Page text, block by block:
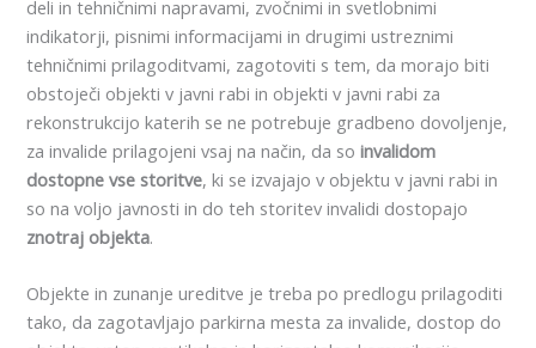
deli in tehničnimi napravami, zvočnimi in svetlobnimi
indikatorji, pisnimi informacijami in drugimi ustreznimi
tehničnimi prilagoditvami, zagotoviti s tem, da morajo biti
obstoječi objekti v javni rabi in objekti v javni rabi za
rekonstrukcijo katerih se ne potrebuje gradbeno dovoljenje,
za invalide prilagojeni vsaj na način, da soinvalidom
dostopne vse storitve, ki se izvajajo v objektu v javni rabi in
so na voljo javnosti in do teh storitev invalidi dostopajo
znotraj objekta.
Objekte in zunanje ureditve je treba po predlogu prilagoditi
tako, da zagotavljajo parkirna mesta za invalide, dostop do